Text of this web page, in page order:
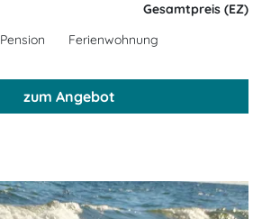
Gesamtpreis (EZ)
Pension
Ferienwohnung
zum Angebot